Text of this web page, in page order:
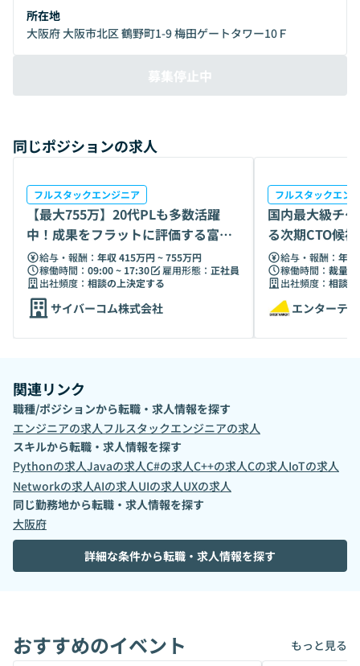
所在地
大阪府 大阪市北区 鶴野町1-9 梅田ゲートタワー10Ｆ
募集停止中
同じポジションの求人
フルスタックエンジニア
【最大755万】20代PLも多数活躍
中！成果をフラットに評価する富士
ソフトG
給与・報酬： 年収 415万円 ~ 755万円
稼働時間： 09:00 ~ 17:30 雇用形態： 正社員
出社頻度： 相談の上決定する
サイバーコム株式会社
フルスタックエン
国内最大級チ
る次期CTO候
給与・報酬： 年
稼働時間： 裁量労
出社頻度： 相談
エンターテ
関連リンク
職種/ポジションから転職・求人情報を探す
エンジニアの求人 フルスタックエンジニアの求人
スキルから転職・求人情報を探す
Pythonの求人Javaの求人C#の求人C++の求人Cの求人IoTの求人
Networkの求人AIの求人UIの求人UXの求人
同じ勤務地から転職・求人情報を探す
大阪府
詳細な条件から転職・求人情報を探す
おすすめのイベント もっと見る